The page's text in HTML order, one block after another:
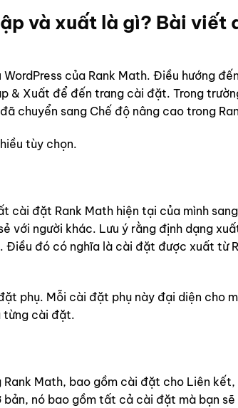
và xuất là gì? Bài viết
của Rank Math. Điều hướng
& Xuất để đến trang cài đặt. Trong
chuyển sang Chế độ nâng cao trong
tùy chọn.
cài đặt Rank Math hiện tại của mình
với người khác. Lưu ý rằng định dạng
Điều đó có nghĩa là cài đặt được xuất từ
phụ. Mỗi cài đặt phụ này đại diện cho
từng cài đặt.
Math, bao gồm cài đặt cho Liên kết,
nó bao gồm tất cả cài đặt mà bạn